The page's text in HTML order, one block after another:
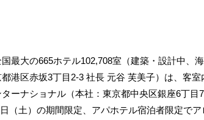
最大の665ホテル102,708室（建築・設計中、
港区赤坂3丁目2‐3 社長 元谷 芙美子）は、客
ーナショナル（本社：東京都中央区銀座6丁
（土）の期間限定、アパホテル宿泊者限定で